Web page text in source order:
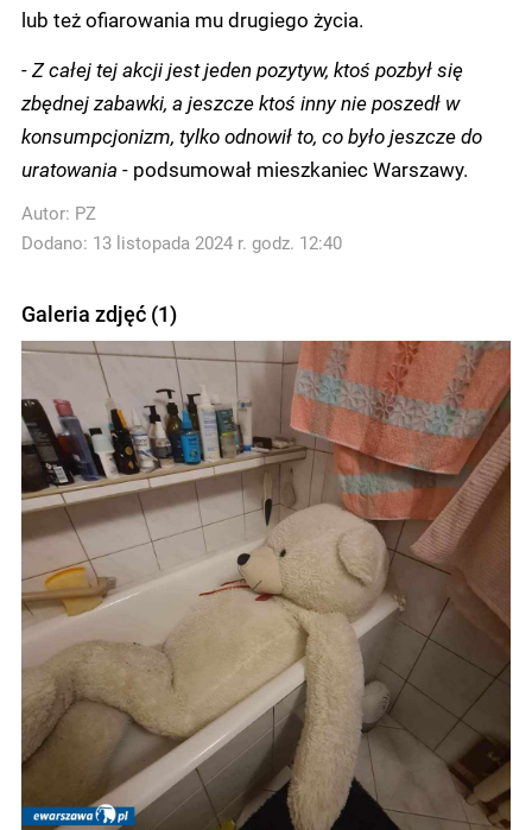
lub też ofiarowania mu drugiego życia.
- Z całej tej akcji jest jeden pozytyw, ktoś pozbył się
zbędnej zabawki, a jeszcze ktoś inny nie poszedł w
konsumpcjonizm, tylko odnowił to, co było jeszcze do
uratowania - podsumował mieszkaniec Warszawy.
Autor: PZ
Dodano: 13 listopada 2024 r. godz. 12:40
Galeria zdjęć (1)